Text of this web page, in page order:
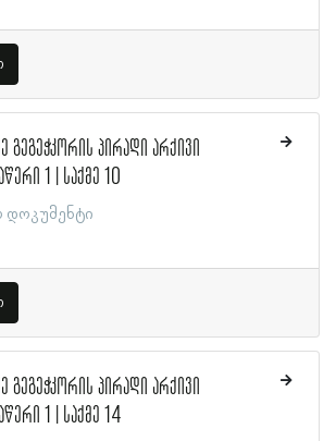
გეგეჭკორის პირადი არქივი
1 | საქმე 10
დოკუმენტი
გეგეჭკორის პირადი არქივი
1 | საქმე 14